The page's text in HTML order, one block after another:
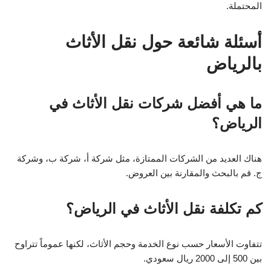
المحتملة.
أسئلة شائعة حول نقل الأثاث
بالرياض
ما هي أفضل شركات نقل الأثاث في
الرياض؟
هناك العديد من الشركات الممتازة، مثل شركة أ، شركة ب، وشركة
ج. قم بالبحث والمقارنة بين العروض.
كم تكلفة نقل الأثاث في الرياض؟
تتفاوت الأسعار حسب نوع الخدمة وحجم الأثاث، لكنها عموماً تتراوح
بين 500 إلى 2000 ريال سعودي.